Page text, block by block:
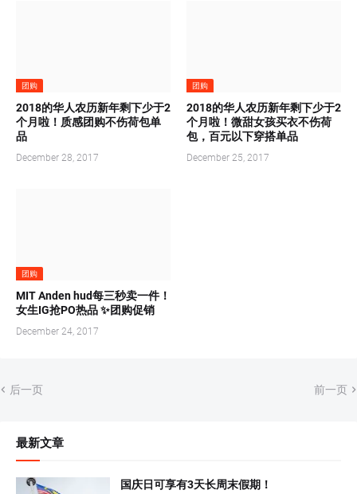
团购
2018的华人农历新年剩下少于2
个月啦！质感团购不伤荷包单
品
December 28, 2017
团购
2018的华人农历新年剩下少于2
个月啦！微甜女孩买衣不伤荷
包，百元以下穿搭单品
December 25, 2017
团购
MIT Anden hud每三秒卖一件！
女生IG抢PO热品 ✨团购促销
December 24, 2017
后一页 前一页
最新文章
国庆日可享有3天长周末假期！